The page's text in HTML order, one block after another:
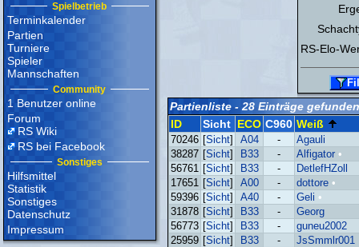
Spielbetrieb
Terminkalender
Partien
Turniere
Spieler
Mannschaften
Community
1 Benutzer online
Forum
RS Wiki
RS bei Facebook
Sonstiges
Hilfsmittel
Statistik
Sonstiges
Datenschutz
Impressum
RS-Elo-
Partienliste - 28 Einträge gefunden
ID
Sicht ECO C960 Weiß
70246 [Sicht] A04 -
Agauli
38287 [Sicht] B33 - Alfigator •
56761 [Sicht] B33 -
DetlefHZoll
17651 [Sicht] A00 - dottore •
59396 [Sicht] A40 - Geli •
31878 [Sicht] B33 -
Georg
56773 [Sicht] B33 -
guneu2002
25959 [Sicht] B33 -
JsSmmlr001